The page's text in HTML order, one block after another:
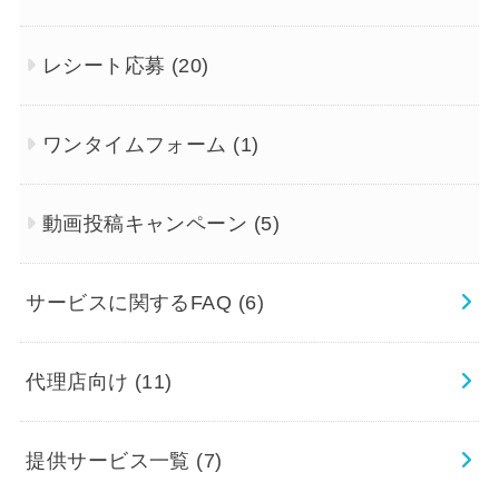
レシート応募 (20)
ワンタイムフォーム (1)
動画投稿キャンペーン (5)
サービスに関するFAQ (6)
代理店向け (11)
提供サービス一覧 (7)